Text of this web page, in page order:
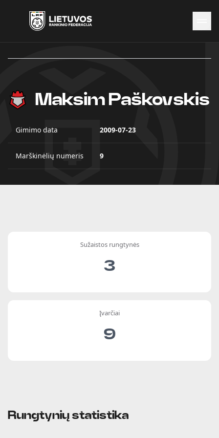
Naujienos
Čempionatai
KontaktaiMaksim Paškovskis
Gimimo data 2009-07-23
Marškinėlių numeris 9
Sužaistos rungtynės
3
Įvarčiai
9
Rungtynių statistika